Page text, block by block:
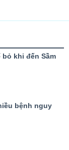
khi đến Sầm
bệnh nguy